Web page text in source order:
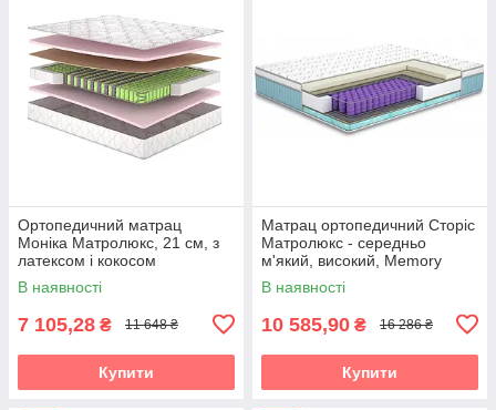
Ортопедичний матрац
Моніка Матролюкс, 21 см, з
латексом і кокосом
В наявності
7 105,28 ₴ 11 648 ₴
Купити
Матрац ортопедичний Сторіс
Матролюкс - середньо
м'який, високий, Memory
Foam
В наявності
10 585,90 ₴ 16 286 ₴
Купити